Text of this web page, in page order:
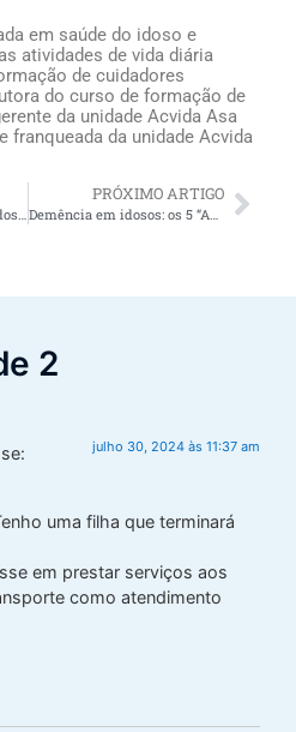
em saúde do idoso e
atividades de vida diária
de cuidadores
do curso de formação de
da unidade Acvida Asa
franqueada da unidade Acvida
Frases para cuidador de idosos pautarem seu dia a dia
PRÓXIMO ARTIGO
Demência em idosos: os 5 “As” do Alzheimer (leitura obrigatória para cuidadores e familiares)
2
julho 30, 2024 às 11:37 am
uma filha que terminará
em prestar serviços aos
como atendimento